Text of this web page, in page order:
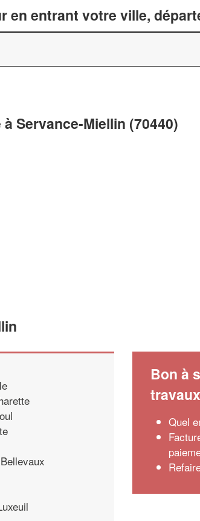
en entrant votre ville,
Servance-Miellin (70440)
Bon à
travaux
Quel